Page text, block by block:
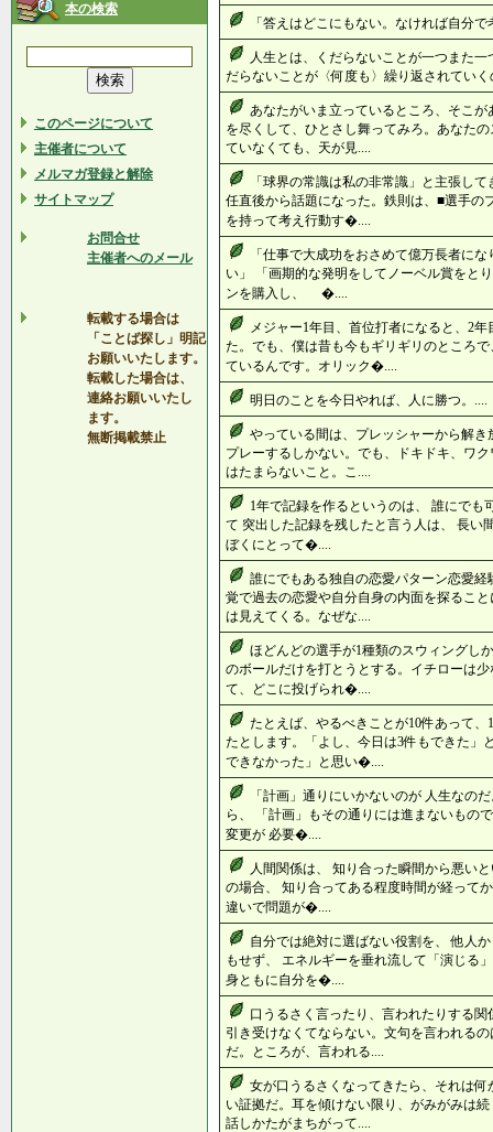
本の検索
このページについて
主催者について
メルマガ登録と解除
サイトマップ
お問合せ
主催者へのメール
転載する場合は
「ことば探し」明記
お願いいたします。
転載した場合は、
連絡お願いいたし
ます。
無断掲載禁止
「答えはどこにもない。なければ自分
人生とは、くだらないことが一つまた
だらないことが〈何度も〉繰り返されてい
あなたがいま立っているところ、そこ
を尽くして、ひとさし舞ってみろ。あなた
ていなくても、天が見....
「球界の常識は私の非常識」と主張し
任直後から話題になった。鉄則は、■選手の
を持って考え行動す�....
「仕事で大成功をおさめて億万長者に
い」 「画期的な発明をしてノーベル賞をと
ンを購入し、 �....
メジャー1年目、首位打者になると、2
た。でも、僕は昔も今もギリギリのところ
ているんです。オリック�....
明日のことを今日やれば、人に勝つ。....
やっている間は、プレッシャーから解
プレーするしかない。でも、ドキドキ、ワ
はたまらないこと。こ....
1年で記録を作るというのは、 誰にでも
て 突出した記録を残したと言う人は、 長い
ぼくにとって�....
誰にでもある独自の恋愛パターン恋愛
覚で過去の恋愛や自分自身の内面を探るこ
は見えてくる。なぜな....
ほどんどの選手が1種類のスウィングし
のボールだけを打とうとする。イチローは
て、どこに投げられ�....
たとえば、やるべきことが10件あって
たとします。「よし、今日は3件もできた」
できなかった」と思い�....
「計画」通りにいかないのが 人生なの
ら、 「計画」もその通りには進まないもの
変更が 必要�....
人間関係は、 知り合った瞬間から悪い
の場合、 知り合ってある程度時間が経って
違いで問題が�....
自分では絶対に選ばない役割を、 他人
もせず、 エネルギーを垂れ流して「演じる
身ともに自分を�....
口うるさく言ったり、言われたりする
引き受けなくてならない。文句を言われる
だ。ところが、言われる....
女が口うるさくなってきたら、それは
い証拠だ。耳を傾けない限り、がみがみは
話しかたがまちがって....